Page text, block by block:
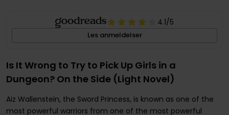
4.1/5
Les anmeldelser
Is It Wrong to Try to Pick Up Girls in a
Dungeon? On the Side (Light Novel)
Aiz Wallenstein, the Sword Princess, is known as one of the
most powerful warriors from one of the most powerful